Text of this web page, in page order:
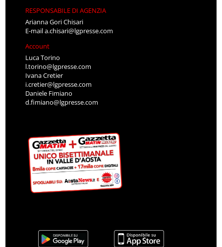
RESPONSABILE DI AGENZIA
Arianna Gori Chisari
E-maila.chisari@lgpresse.com
Account
Luca Torino
l.torino@lgpresse.com
Ivana Cretier
i.cretier@lgpresse.com
Daniele Fimiano
d.fimiano@lgpresse.com